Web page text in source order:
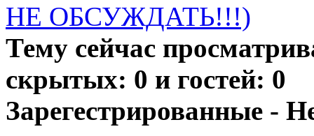
НЕ ОБСУЖДАТЬ!!!)
Тему сейчас
скрытых: 0 и гостей: 0
Зарегестрированные -